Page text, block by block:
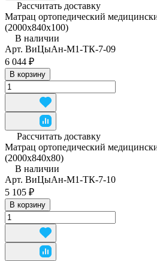
Рассчитать доставку
Матрац ортопедический
(2000x840x100)
В наличии
Арт. ВиЦыАн-М1-ТК-7-09
6 044 ₽
В корзину
Рассчитать доставку
Матрац ортопедический
(2000x840x80)
В наличии
Арт. ВиЦыАн-М1-ТК-7-10
5 105 ₽
В корзину